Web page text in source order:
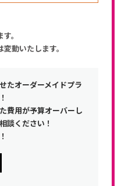
。
動いたします。
たオーダーメイドプラ
費用が予算オーバーし
談ください！